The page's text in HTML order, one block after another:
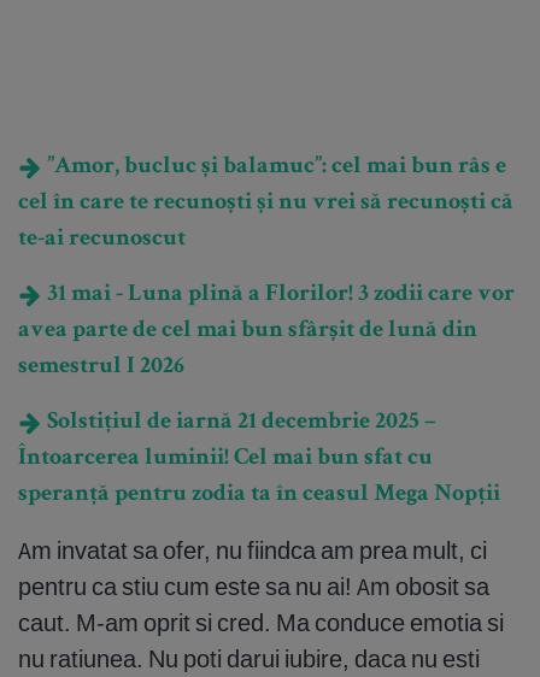
”Amor, bucluc și balamuc”: cel mai bun râs e
cel în care te recunoști și nu vrei să recunoști că
te-ai recunoscut
31 mai - Luna plină a Florilor! 3 zodii care vor
avea parte de cel mai bun sfârșit de lună din
semestrul I 2026
Solstițiul de iarnă 21 decembrie 2025 –
Întoarcerea luminii! Cel mai bun sfat cu
speranță pentru zodia ta în ceasul Mega Nopții
Am invatat sa ofer, nu fiindca am prea mult, ci
pentru ca stiu cum este sa nu ai! Am obosit sa
caut. M-am oprit si cred. Ma conduce emotia si
nu ratiunea. Nu poti darui iubire, daca nu esti